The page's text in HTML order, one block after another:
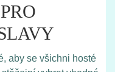
aby se všichni hosté